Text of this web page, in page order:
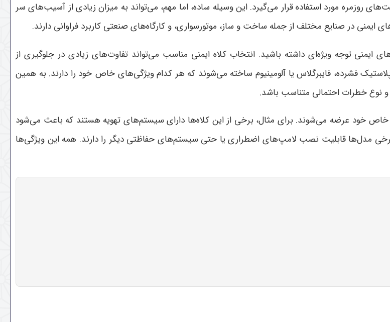
روزمره مورد استفاده قرار می‌گیرد. این وسیله ساده، اما مهم، می‌تواند به میزان زیادی از آسیب‌های سر
ایمنی در صنایع مختلف از جمله ساخت و ساز، موتورسواری، و کارگاه‌های صنعتی کاربرد فراوانی دارند.
ایمنی توجه ویژه‌ای داشته باشید. انتخاب کلاه ایمنی مناسب می‌تواند تفاوت‌های زیادی در جلوگیری از
فشرده، فایبرگلاس یا آلومینیوم ساخته می‌شوند که هر کدام ویژگی‌های خاص خود را دارند. به همین
و نوع خطرات احتمالی متناسب باشد.
خاص خود عرضه می‌شوند. برای مثال، برخی از این کلاه‌ها دارای سیستم‌های تهویه هستند که باعث می‌شود
مدل‌ها قابلیت نصب لامپ‌های اضطراری یا حتی سیستم‌های حفاظتی دیگر را دارند. همه این ویژگی‌ها